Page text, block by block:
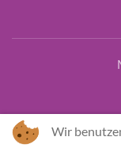
Wir